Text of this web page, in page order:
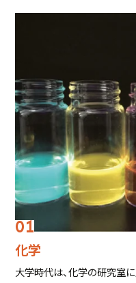
化学
大学時代は、化学の研究室